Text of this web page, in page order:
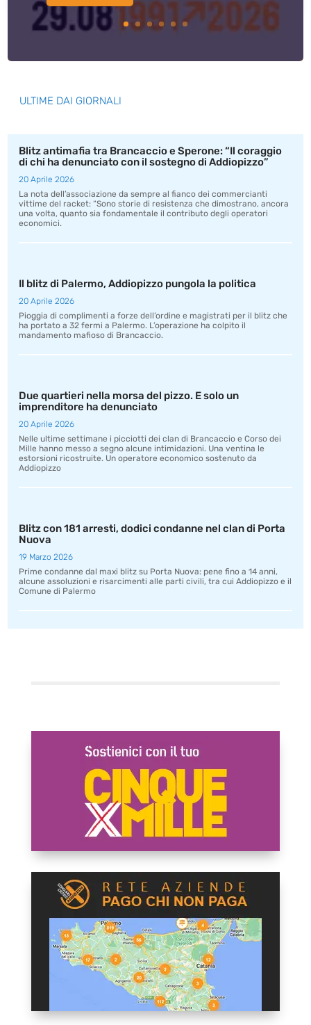
ULTIME DAI GIORNALI
Blitz antimafia tra Brancaccio e Sperone: “Il coraggio
di chi ha denunciato con il sostegno di Addiopizzo”
20 Aprile 2026
La nota dell’associazione da sempre al fianco dei commercianti
vittime del racket: “Sono storie di resistenza che dimostrano, ancora
una volta, quanto sia fondamentale il contributo degli operatori
economici.
Il blitz di Palermo, Addiopizzo pungola la politica
20 Aprile 2026
Pioggia di complimenti a forze dell’ordine e magistrati per il blitz che
ha portato a 32 fermi a Palermo. L’operazione ha colpito il
mandamento mafioso di Brancaccio.
Due quartieri nella morsa del pizzo. E solo un
imprenditore ha denunciato
20 Aprile 2026
Nelle ultime settimane i picciotti dei clan di Brancaccio e Corso dei
Mille hanno messo a segno alcune intimidazioni. Una ventina le
estorsioni ricostruite. Un operatore economico sostenuto da
Addiopizzo
Blitz con 181 arresti, dodici condanne nel clan di Porta
Nuova
19 Marzo 2026
Prime condanne dal maxi blitz su Porta Nuova: pene fino a 14 anni,
alcune assoluzioni e risarcimenti alle parti civili, tra cui Addiopizzo e il
Comune di Palermo